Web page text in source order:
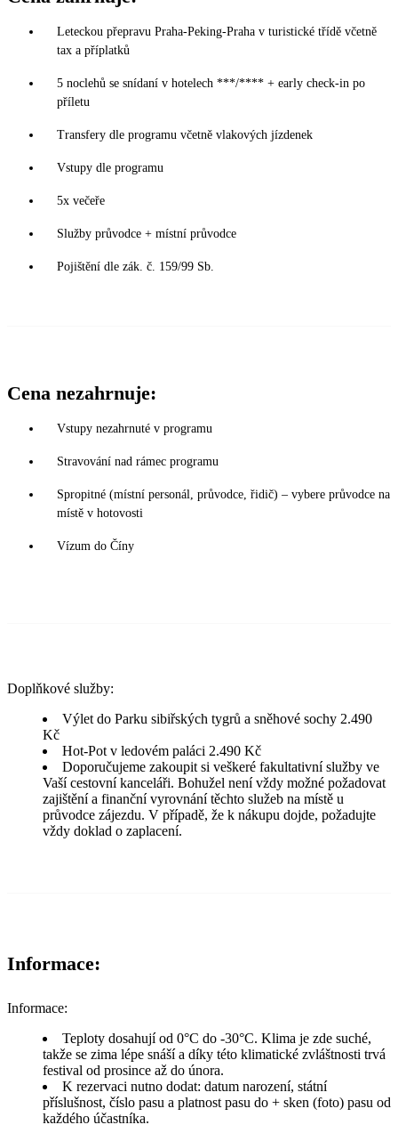
Leteckou přepravu Praha-Peking-Praha v turistické třídě včetně
tax a příplatků
5 noclehů se snídaní v hotelech ***/**** + early check-in po
příletu
Transfery dle programu včetně vlakových jízdenek
Vstupy dle programu
5x večeře
Služby průvodce + místní průvodce
Pojištění dle zák. č. 159/99 Sb.
Cena nezahrnuje:
Vstupy nezahrnuté v programu
Stravování nad rámec programu
Spropitné (místní personál, průvodce, řidič) – vybere průvodce na
místě v hotovosti
Vízum do Číny
Doplňkové služby:
Výlet do Parku sibiřských tygrů a sněhové sochy 2.490
Kč
Hot-Pot v ledovém paláci 2.490 Kč
Doporučujeme zakoupit si veškeré fakultativní služby ve
Vaší cestovní kanceláři. Bohužel není vždy možné požadovat
zajištění a finanční vyrovnání těchto služeb na místě u
průvodce zájezdu. V případě, že k nákupu dojde, požadujte
vždy doklad o zaplacení.
Informace:
Informace:
Teploty dosahují od 0°C do -30°C. Klima je zde suché,
takže se zima lépe snáší a díky této klimatické zvláštnosti trvá
festival od prosince až do února.
K rezervaci nutno dodat: datum narození, státní
příslušnost, číslo pasu a platnost pasu do + sken (foto) pasu od
každého účastníka.